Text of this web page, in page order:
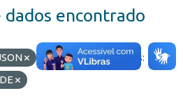
encontrado
HTML
Etiquetas: